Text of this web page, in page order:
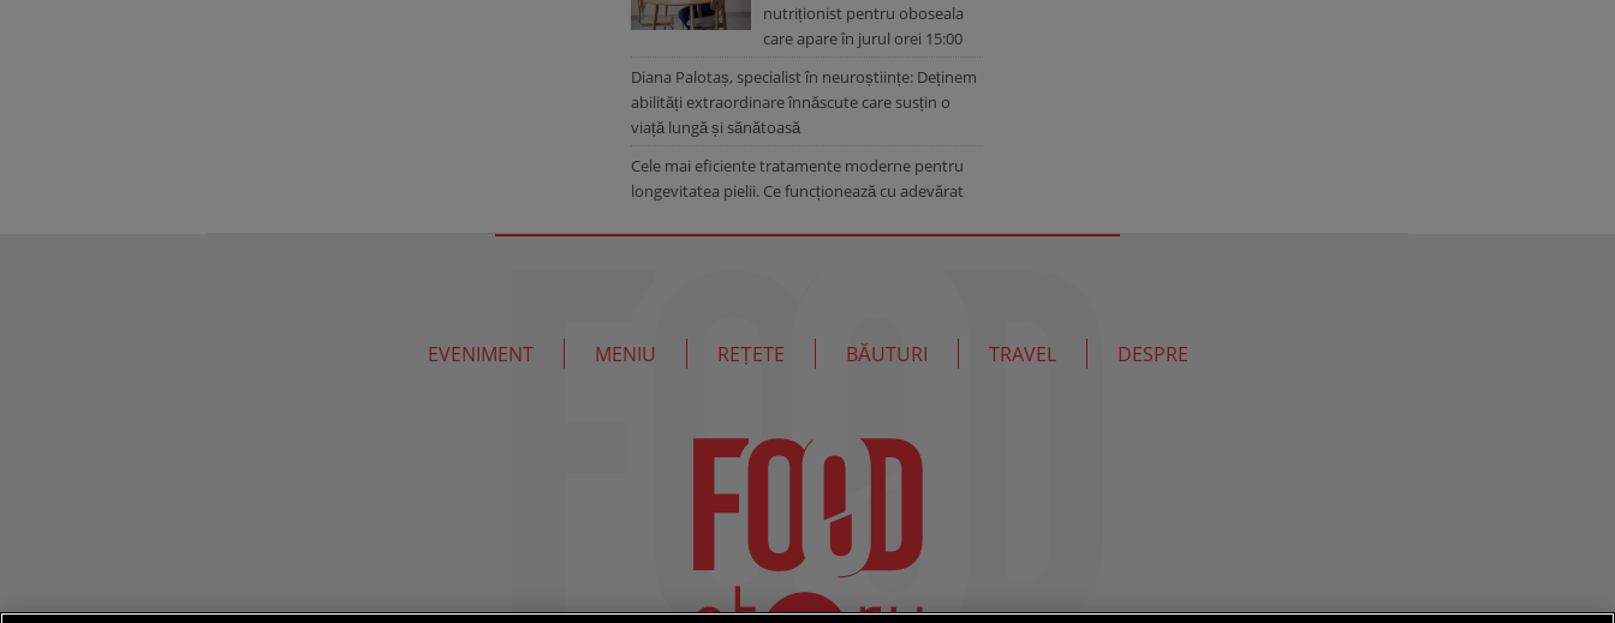
nutriționist pentru oboseala
care apare în jurul orei 15:00
Diana Palotaș, specialist în neuroștiințe: Deținem
abilități extraordinare înnăscute care susțin o
viață lungă și sănătoasă
Cele mai eficiente tratamente moderne pentru
longevitatea pielii. Ce funcționează cu adevărat
EVENIMENT MENIU REȚETE BĂUTURI TRAVEL DESPRE